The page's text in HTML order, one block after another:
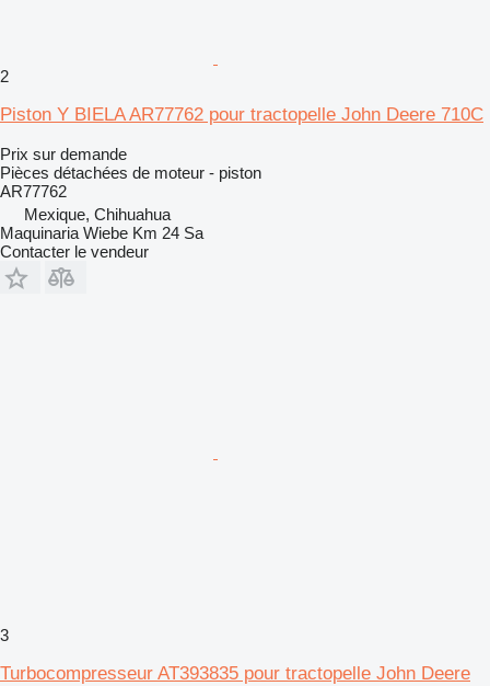
2
Piston Y BIELA AR77762 pour tractopelle John Deere 710C
Prix sur demande
Pièces détachées de moteur - piston
AR77762
Mexique, Chihuahua
Maquinaria Wiebe Km 24 Sa
Contacter le vendeur
3
Turbocompresseur AT393835 pour tractopelle John Deere